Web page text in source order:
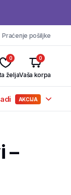
Praćenje pošiljke
0
želja
0
Vaša korpa
AKCIJA
–